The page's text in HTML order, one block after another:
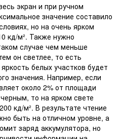
экран и при ручном
значение составило
но на очень ярком
кд/м². Также нужно
случае чем меньше
он светлее, то есть
белых участков будет
значения. Например, если
около 2% от площади
то на ярком свете
кд/м². В результате чтение
быть на отличном уровне, а
заряд аккумулятора, но